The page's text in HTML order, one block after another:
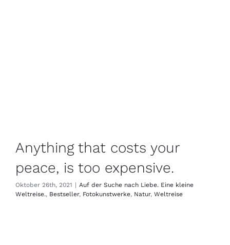
Anything that costs your
peace, is too expensive.
Oktober 26th, 2021 | Auf der Suche nach Liebe. Eine kleine
Weltreise., Bestseller, Fotokunstwerke, Natur, Weltreise